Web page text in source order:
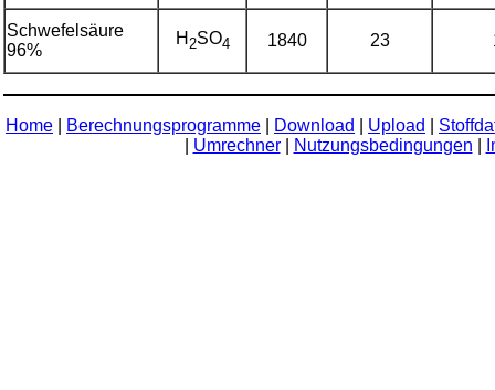
Schwefelsäure
96%
H 2SO4 1840 23
Home Berechnungsprogramme Download Upload
Umrechner| Nutzungsbedingungen